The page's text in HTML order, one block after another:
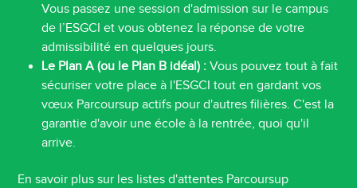
Vous passez une session d'admission sur le campus
de l’ESGCI et vous obtenez la réponse de votre
admissibilité en quelques jours.
Le Plan A (ou le Plan B idéal) : Vous pouvez tout à fait
sécuriser votre place à l'ESGCI tout en gardant vos
vœux Parcoursup actifs pour d'autres filières. C'est la
garantie d'avoir une école à la rentrée, quoi qu'il
arrive.
En savoir plus sur les listes d'attentes Parcoursup